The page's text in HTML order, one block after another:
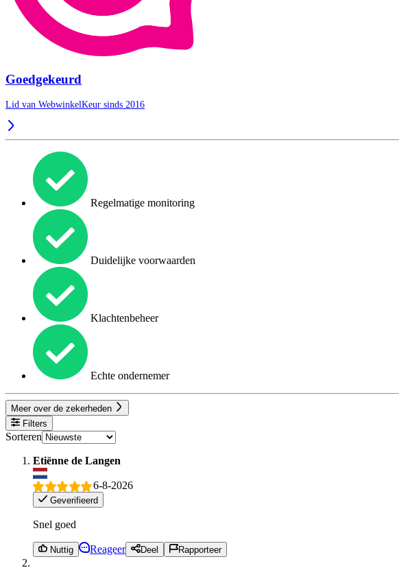
Goedgekeurd
Lid van WebwinkelKeur sinds 2016
Regelmatige monitoring
Duidelijke voorwaarden
Klachtenbeheer
Echte ondernemer
Meer over de zekerheden
Filters
Sorteren
Etiënne de Langen
6-8-2026
Geverifieerd
Snel goed
Nuttig Reageer Deel Rapporteer